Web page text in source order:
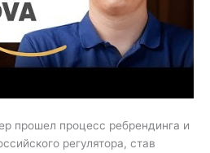
прошел процесс ребрендинга и
регулятора, став